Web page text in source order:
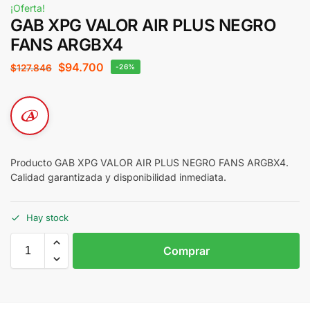
¡Oferta!
GAB XPG VALOR AIR PLUS NEGRO
FANS ARGBX4
$127.846 $94.700 -26%
Producto GAB XPG VALOR AIR PLUS NEGRO FANS ARGBX4.
Calidad garantizada y disponibilidad inmediata.
Hay stock
Comprar